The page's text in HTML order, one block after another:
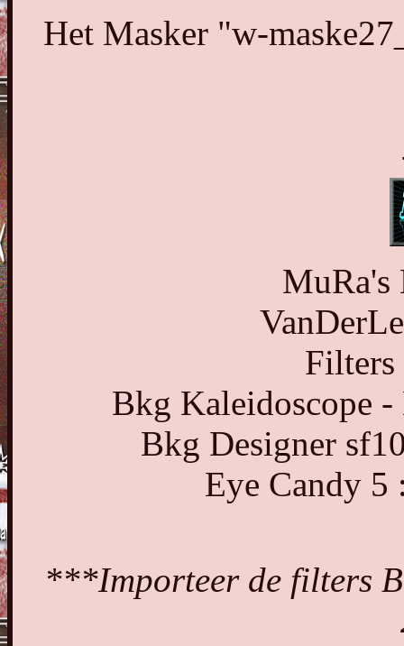
Het Masker "w-
MuRa's
Bkg Kaleidoscope
Bkg Designer
Eye Candy
***Importeer de filters